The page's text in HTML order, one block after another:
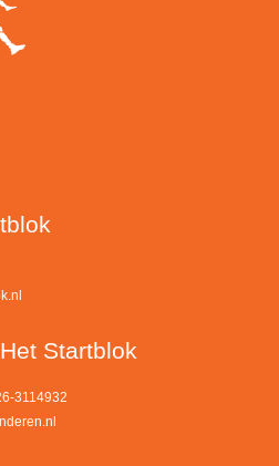
Startblok
3114932